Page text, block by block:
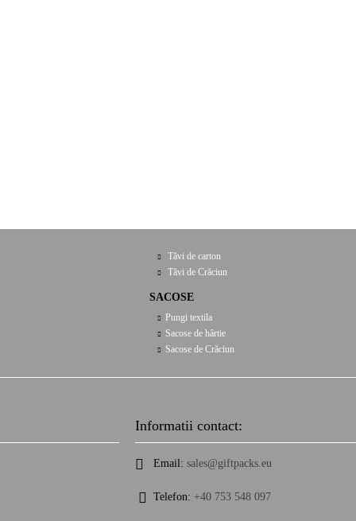
Tăvi de carton
Tăvi de Crăciun
SACOSE
Pungi textila
Sacose de hârtie
Sacose de Crăciun
Informatii contact:
Email: sales@giftpacks.eu
Telefon: +40 753 548 097